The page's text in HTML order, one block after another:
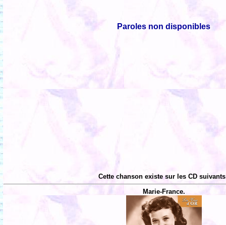
Paroles non disponibles
Cette chanson existe sur les CD
Marie-France.